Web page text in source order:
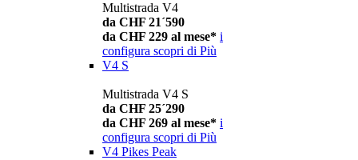
Multistrada V4
da CHF 21´590
da CHF 229 al mese* i
configura scopri di Più
V4 S
Multistrada V4 S
da CHF 25´290
da CHF 269 al mese* i
configura scopri di Più
V4 Pikes Peak